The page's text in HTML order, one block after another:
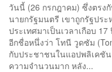
วันนี้ (26 กรกฎาคม) ซึ่งตรง
นายกรัฐมนตรี เขาถูกรัฐประ
ประเทศมาเป็นเวลาเกือบ
อีกชื่อหนึ่งว่า โทนี วูดซัม
กับประชาชนในแอปพลิเคชั
ความจำนวนมาก หลัง...